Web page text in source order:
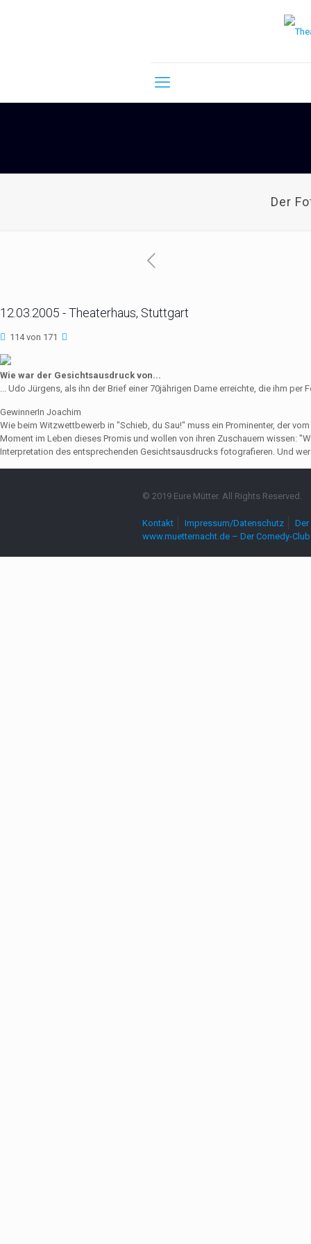
Der
12.03.2005 - Theaterhaus, Stuttgart
114 von 171
Wie war der Gesichtsausdruck von...
... Udo Jürgens, als ihn der Brief einer 70jährigen Dame erreichte, die ihm
GewinnerIn Joachim
Wie beim Witzwettbewerb in "Schieb, du Sau!" muss ein Prominenter, der
Moment im Leben dieses Promis und wollen von ihren Zuschauern wissen:
Interpretation des entsprechenden Gesichtsausdrucks fotografieren. Und
© 2019 Eure Mütter. All Rights Reserved.
Kontakt Impressum/Datenschutz
www.muetternacht.de – Der Comedy-Club